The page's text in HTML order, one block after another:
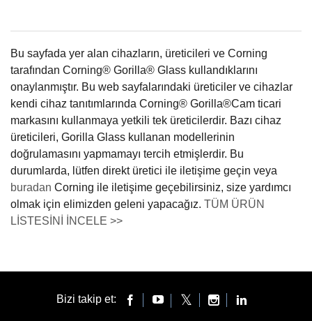
Bu sayfada yer alan cihazların, üreticileri ve Corning
tarafından Corning® Gorilla® Glass kullandıklarını
onaylanmıştır. Bu web sayfalarındaki üreticiler ve cihazlar
kendi cihaz tanıtımlarında Corning® Gorilla®Cam ticari
markasını kullanmaya yetkili tek üreticilerdir. Bazı cihaz
üreticileri, Gorilla Glass kullanan modellerinin
doğrulamasını yapmamayı tercih etmişlerdir. Bu
durumlarda, lütfen direkt üretici ile iletişime geçin veya
buradan Corning ile iletişime geçebilirsiniz, size yardımcı
olmak için elimizden geleni yapacağız. TÜM ÜRÜN
LİSTESİNİ İNCELE >>
Bizi takip et: